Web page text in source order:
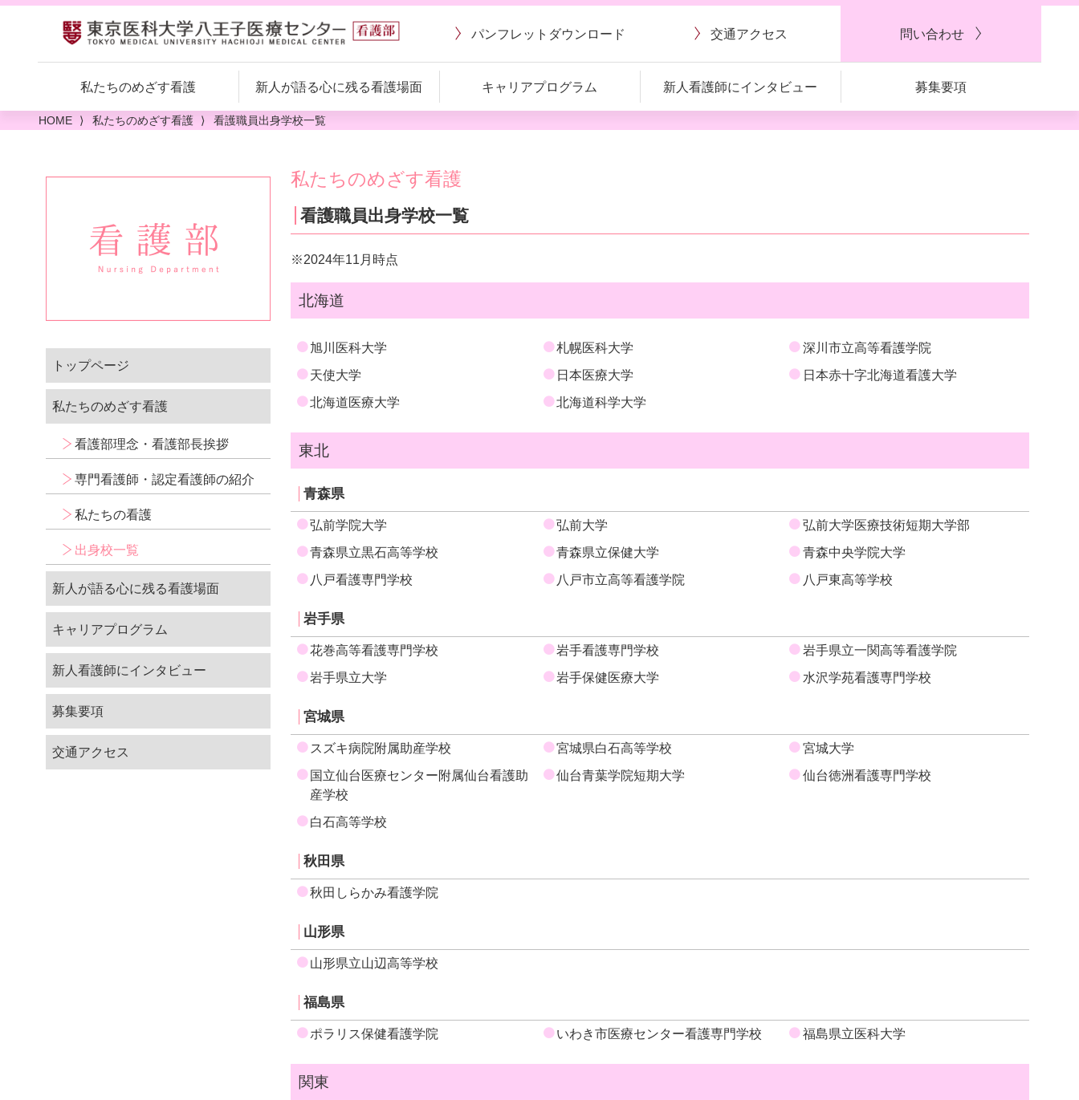
パンフレット ダウンロード 交通アクセス 問い合わせ
私たちのめざす看護 新人が語る心に残る看護場面 キャリアプログラム 新人看護師にインタビュー 募集要項
HOME 私たちのめざす看護 看護職員出身学校一覧
私たちのめざす看護
看護職員出身学校一覧
※2024年11月時点
北海道
旭川医科大学 札幌医科大学
深川市立高等看護学院
天使大学
日本医療大学
日本赤十字北海道看護大学
北海道医療大学
北海道科学大学
東北
青森県
弘前学院大学 弘前大学
弘前大学医療技術短期大学部
青森県立黒石高等学校
青森県立保健大学
青森中央学院大学
八戸看護専門学校
八戸市立高等看護学院 八戸東高等学校
岩手県
花巻高等看護専門学校 岩手看護専門学校
岩手県立一関高等看護学院
岩手県立大学
岩手保健医療大学 水沢学苑看護専門学校
宮城県
スズキ病院附属助産学校 宮城県白石高等学校
宮城大学
国立仙台医療センター附属仙台看護助
産学校
仙台青葉学院短期大学 仙台徳洲看護専門学校
白石高等学校
秋田県
秋田しらかみ看護学院
山形県
山形県立山辺高等学校
福島県
ポラリス保健看護学院 いわき市医療センター看護専門学校 福島県立医科大学
関東
トップページ
私たちのめざす看護
看護部理念・看護部長挨拶
専門看護師・認定看護師の紹介
私たちの看護
出身校一覧
新人が語る心に残る看護場面
キャリアプログラム
人材育成
看護継続教育
院内研修構造図
新人ナース教育
eラーニング
キャリア開発支援
研修会・勉強会
研修報告
新人看護師にインタビュー
募集要項
募集要項
臨時職員募集
合同就職説明会
説明会・就業体験
福利厚生
問い合わせ・資料請求
交通アクセス